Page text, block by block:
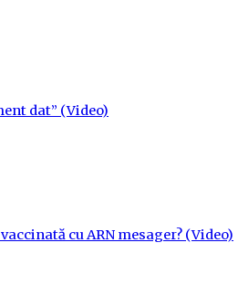
dat” (Video)
cu ARN mesager? (Video)